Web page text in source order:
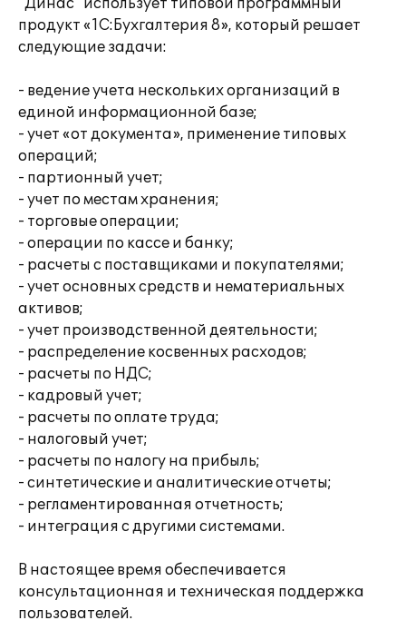
"Динас" использует типовой программный
продукт «1С:Бухгалтерия 8», который решает
следующие задачи:
- ведение учета нескольких организаций в
единой информационной базе;
- учет «от документа», применение типовых
операций;
- партионный учет;
- учет по местам хранения;
- торговые операции;
- операции по кассе и банку;
- расчеты с поставщиками и покупателями;
- учет основных средств и нематериальных
активов;
- учет производственной деятельности;
- распределение косвенных расходов;
- расчеты по НДС;
- кадровый учет;
- расчеты по оплате труда;
- налоговый учет;
- расчеты по налогу на прибыль;
- синтетические и аналитические отчеты;
- регламентированная отчетность;
- интеграция с другими системами.
В настоящее время обеспечивается
консультационная и техническая поддержка
пользователей.